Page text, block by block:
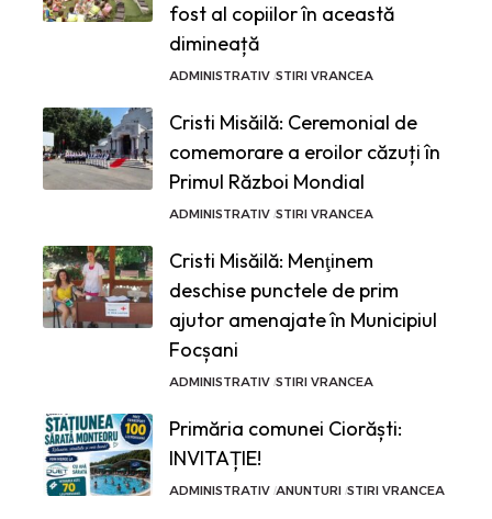
fost al copiilor în această
dimineață
ADMINISTRATIV STIRI VRANCEA
Cristi Misăilă: Ceremonial de
comemorare a eroilor căzuți în
Primul Război Mondial
ADMINISTRATIV STIRI VRANCEA
Cristi Misăilă: Menţinem
deschise punctele de prim
ajutor amenajate în Municipiul
Focșani
ADMINISTRATIV STIRI VRANCEA
Primăria comunei Ciorăști:
INVITAȚIE!
ADMINISTRATIV ANUNTURI STIRI VRANCEA